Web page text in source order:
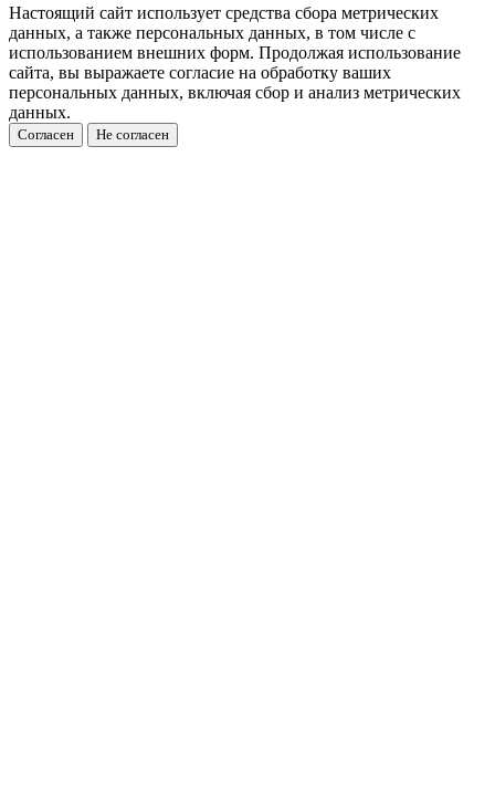
Настоящий сайт использует средства сбора метрических
данных, а также персональных данных, в том числе с
использованием внешних форм. Продолжая использование
сайта, вы выражаете согласие на обработку ваших
персональных данных, включая сбор и анализ метрических
данных.
Согласен Не согласен